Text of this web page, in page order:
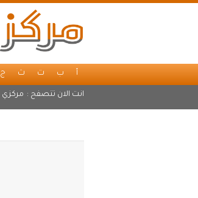
أ ب ت ث ج
انت الان تتصفح : مركزي